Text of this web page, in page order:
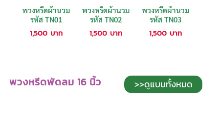
พวงหรีดผ้านวม
รหัส TN01
1,500 บาท
พวงหรีดผ้านวม
รหัส TN02
1,500 บาท
พวงหรีดผ้านวม
รหัส TN03
1,500 บาท
พวงหรีดพัดลม 16 นิ้ว >>ดูแบบทั้งหมด